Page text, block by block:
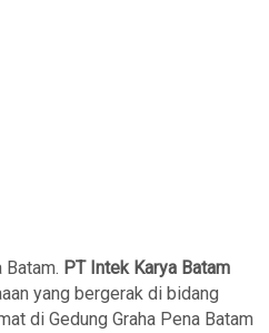
PT Intek Karya Batam
yang bergerak di bidang
di Gedung Graha Pena Batam